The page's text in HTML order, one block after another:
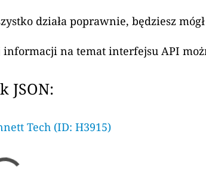
działa poprawnie, będziesz
informacji na temat interfejsu API
JSON:
Tech (ID: H3915)